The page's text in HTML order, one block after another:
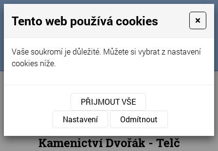
Obchodní podmínky
Kontakty
Naše kamenictví
Sledujte nás na FB
Internetový obchod
Kamenictví Dvořák - Telč
Tento web používá cookies ×
Vaše soukromí je důležité. Můžete si vybrat z nastavení
cookies níže.
PŘIJMOUT VŠE
Nastavení
Odmítnout